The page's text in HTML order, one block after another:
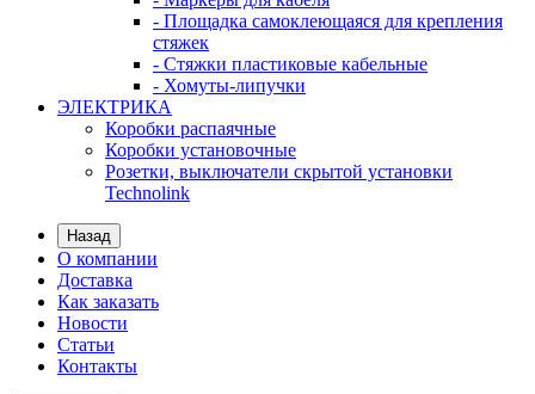
- Площадка самоклеющаяся для крепления
стяжек
- Стяжки пластиковые кабельные
- Хомуты-липучки
ЭЛЕКТРИКА
Коробки распаячные
Коробки установочные
Розетки, выключатели скрытой установки
Technolink
Назад
О компании
Доставка
Как заказать
Новости
Статьи
Контакты